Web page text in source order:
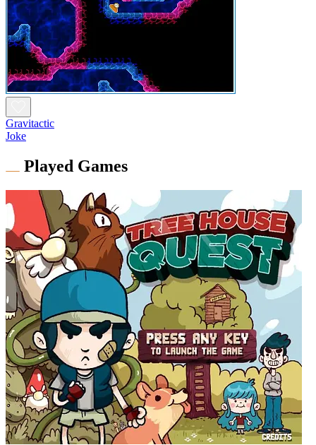
Gravitactic
Joke
Played Games